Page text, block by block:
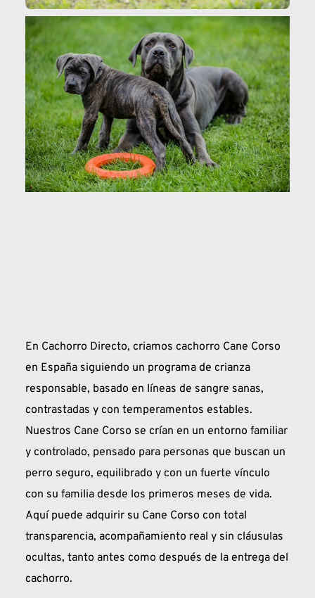
En Cachorro Directo, criamos cachorro Cane Corso
en España siguiendo un programa de crianza
responsable, basado en líneas de sangre sanas,
contrastadas y con temperamentos estables.
Nuestros Cane Corso se crían en un entorno familiar
y controlado, pensado para personas que buscan un
perro seguro, equilibrado y con un fuerte vínculo
con su familia desde los primeros meses de vida.
Aquí puede adquirir su Cane Corso con total
transparencia, acompañamiento real y sin cláusulas
ocultas, tanto antes como después de la entrega del
cachorro.